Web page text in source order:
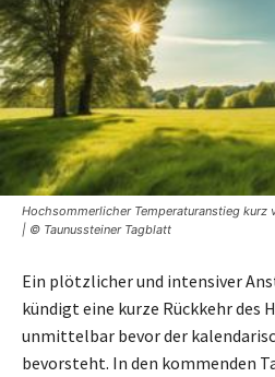
Hochsommerlicher Temperaturanstieg kurz
| © Taunussteiner Tagblatt
Ein plötzlicher und intensiver
kündigt eine kurze Rückkehr des
unmittelbar bevor der
bevorsteht. In den kommenden